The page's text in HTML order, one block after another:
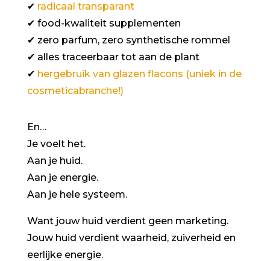
✔ radicaal transparant
✔ food-kwaliteit supplementen
✔ zero parfum, zero synthetische rommel
✔ alles traceerbaar tot aan de plant
✔ hergebruik van glazen flacons (uniek in de
cosmeticabranche!)
En…
Je voelt het.
Aan je huid.
Aan je energie.
Aan je hele systeem.
Want jouw huid verdient geen marketing.
Jouw huid verdient waarheid, zuiverheid en
eerlijke energie.